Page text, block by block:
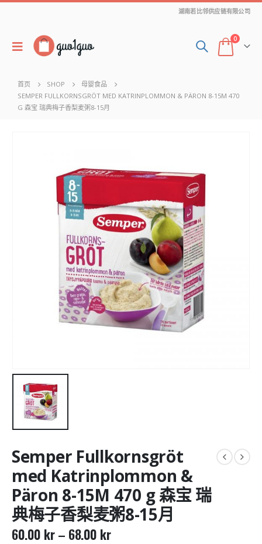
湖南若比邻供应链有限公司
0
首页 SHOP
母婴食品
SEMPER FULLKORNSGRÖT MED KATRINPLOMMON & PÄRON 8-15M 470
G 森宝 瑞典梅子香梨麦粥8-15月
Semper Fullkornsgröt
med Katrinplommon &
Päron 8-15M 470 g 森宝 瑞
典梅子香梨麦粥8-15月
60.00 kr– 68.00 kr